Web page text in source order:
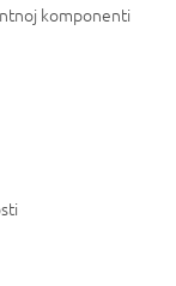
komponenti